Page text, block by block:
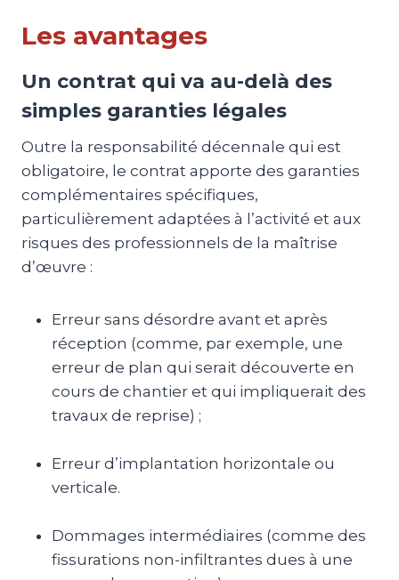
Les avantages
Un contrat qui va au-delà des
simples garanties légales
Outre la responsabilité décennale qui est
obligatoire, le contrat apporte des garanties
complémentaires spécifiques,
particulièrement adaptées à l’activité et aux
risques des professionnels de la maîtrise
d’œuvre :
Erreur sans désordre avant et après
réception (comme, par exemple, une
erreur de plan qui serait découverte en
cours de chantier et qui impliquerait des
travaux de reprise) ;
Erreur d’implantation horizontale ou
verticale.
Dommages intermédiaires (comme des
fissurations non-infiltrantes dues à une